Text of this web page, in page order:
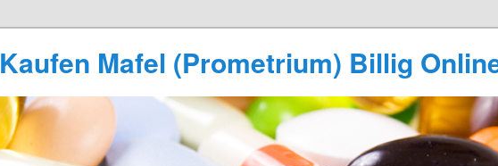
Kaufen Mafel (Prometrium) Billig